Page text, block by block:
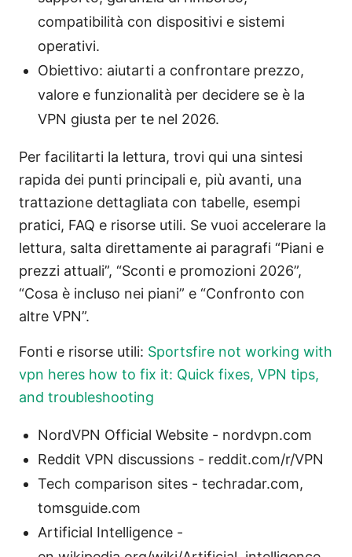
compatibilità con dispositivi e sistemi
operativi.
Obiettivo: aiutarti a confrontare prezzo,
valore e funzionalità per decidere se è la
VPN giusta per te nel 2026.
Per facilitarti la lettura, trovi qui una sintesi
rapida dei punti principali e, più avanti, una
trattazione dettagliata con tabelle, esempi
pratici, FAQ e risorse utili. Se vuoi accelerare la
lettura, salta direttamente ai paragrafi “Piani e
prezzi attuali”, “Sconti e promozioni 2026”,
“Cosa è incluso nei piani” e “Confronto con
altre VPN”.
Fonti e risorse utili: Sportsfire not working with
vpn heres how to fix it: Quick fixes, VPN tips,
and troubleshooting
NordVPN Official Website - nordvpn.com
Reddit VPN discussions - reddit.com/r/VPN
Tech comparison sites - techradar.com,
tomsguide.com
Artificial Intelligence -